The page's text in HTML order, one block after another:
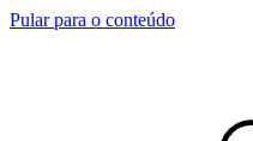
Pular para o conteúdo